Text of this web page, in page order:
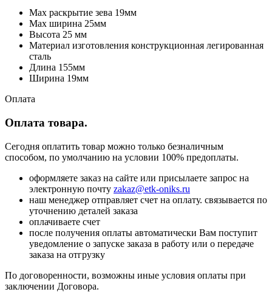
Max раскрытие зева 19мм
Max ширина 25мм
Высота 25 мм
Материал изготовления конструкционная легированная
сталь
Длина 155мм
Ширина 19мм
Оплата
Оплата товара.
Сегодня оплатить товар можно только безналичным
способом, по умолчанию на условии 100% предоплаты.
оформляете заказ на сайте или присылаете запрос на
электронную почту zakaz@etk-oniks.ru
наш менеджер отправляет счет на оплату. связывается по
уточнению деталей заказа
оплачиваете счет
после получения оплаты автоматически Вам поступит
уведомление о запуске заказа в работу или о передаче
заказа на отгрузку
По договоренности, возможны иные условия оплаты при
заключении Договора.